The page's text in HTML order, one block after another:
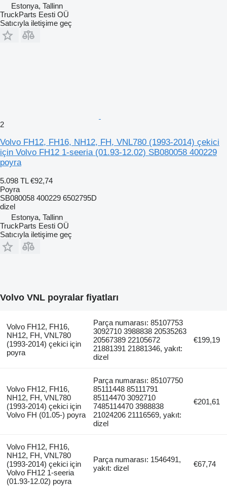
Estonya, Tallinn
TruckParts Eesti OÜ
Satıcıyla iletişime geç
2
Volvo FH12, FH16, NH12, FH, VNL780 (1993-2014) çekici
için Volvo FH12 1-seeria (01.93-12.02) SB080058 400229
poyra
5.098 TL €92,74
Poyra
SB080058 400229 6502795D
dizel
Estonya, Tallinn
TruckParts Eesti OÜ
Satıcıyla iletişime geç
Volvo VNL poyralar fiyatları
Volvo FH12, FH16,
NH12, FH, VNL780
(1993-2014) çekici için
poyra
Parça numarası: 85107753
3092710 3988838 20535263
20567389 22105672
21881391 21881346, yakıt:
dizel
€199,19
Volvo FH12, FH16,
NH12, FH, VNL780
(1993-2014) çekici için
Volvo FH (01.05-) poyra
Parça numarası: 85107750
85111448 85111791
85114470 3092710
7485114470 3988838
21024206 21116569, yakıt:
dizel
€201,61
Volvo FH12, FH16,
NH12, FH, VNL780
(1993-2014) çekici için
Volvo FH12 1-seeria
(01.93-12.02) poyra
Parça numarası: 1546491,
yakıt: dizel
€67,74